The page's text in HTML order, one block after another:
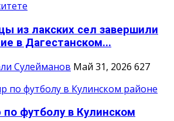
из лакских сел завершили
в Дагестанском...
Сулейманов Май 31, 2026 627
по футболу в Кулинском